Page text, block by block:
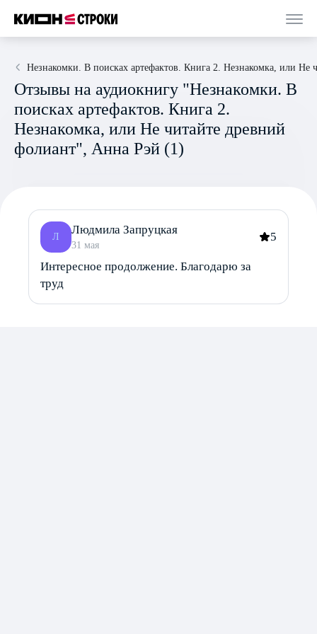
Незнакомки. В поисках артефактов. Книга 2. Незнакомка, или Не
Отзывы на аудиокнигу "Незнакомки. В
поисках артефактов. Книга 2.
Незнакомка, или Не читайте древний
фолиант", Анна Рэй (1)
Л
Людмила Запруцкая
31 мая
5
Интересное продолжение. Благодарю за
труд